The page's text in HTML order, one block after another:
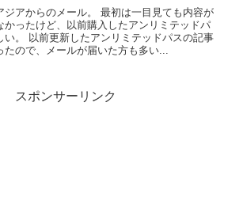
ジアからのメール。 最初は一目見ても内容が
かったけど、以前購入したアンリミテッドパ
い。 以前更新したアンリミテッドパスの記事
たので、メールが届いた方も多い...
スポンサーリンク